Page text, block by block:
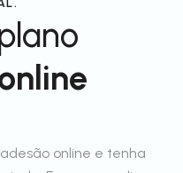
online e tenha